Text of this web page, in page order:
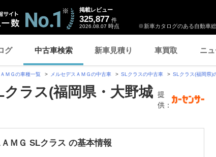
※新車カタログのある自動車
掲載レビュー
325,877 件
2026.08.07 時点
グ 中古車検索 新車見積り 車買取 ニ
ＭＧの車種一覧 メルセデスＡＭＧの中古車 SLクラスの中古車 SLクラス(福岡県)
ラス(福岡県・大野城 提
供：
ＭＧ SLクラス の基本情報